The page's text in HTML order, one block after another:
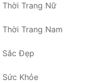
Thời Trang Nữ
Thời Trang Nam
Sắc Đẹp
Sức Khỏe